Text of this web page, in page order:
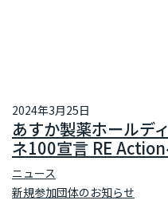
2024年3月25日
あすか製薬ホールデ
ネ100宣言 RE
ニュース
新規参加団体のお知らせ